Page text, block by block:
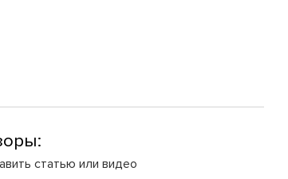
статью или видео